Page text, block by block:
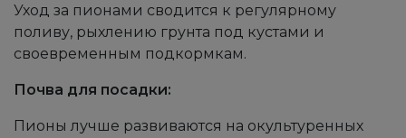
Уход за пионами сводится к регулярному
поливу, рыхлению грунта под кустами и
своевременным подкормкам.
Почва для посадки:
Пионы лучше развиваются на окультуренных